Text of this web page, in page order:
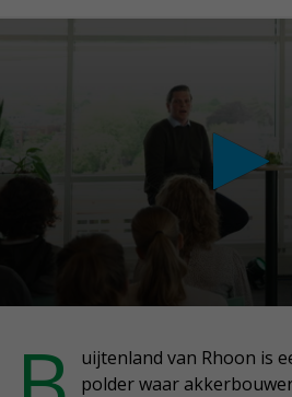
uijtenland van Rhoon is
polder waar